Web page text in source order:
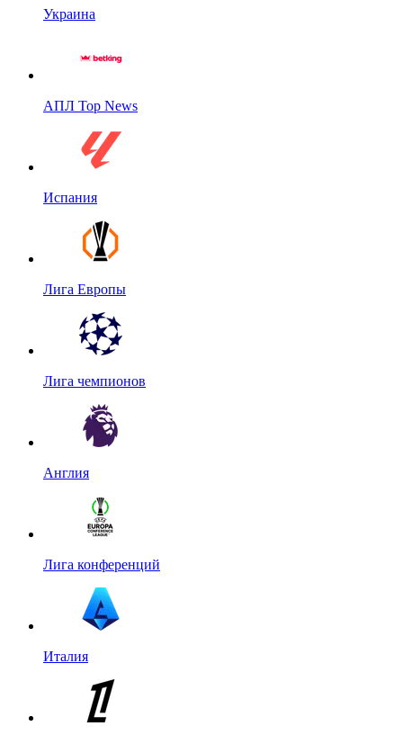
Украина
АПЛ Top News
Испания
Лига Европы
Лига чемпионов
Англия
Лига конференций
Италия